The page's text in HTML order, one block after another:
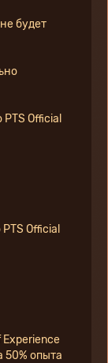
будет
Official
Official
Experience
50% опыта